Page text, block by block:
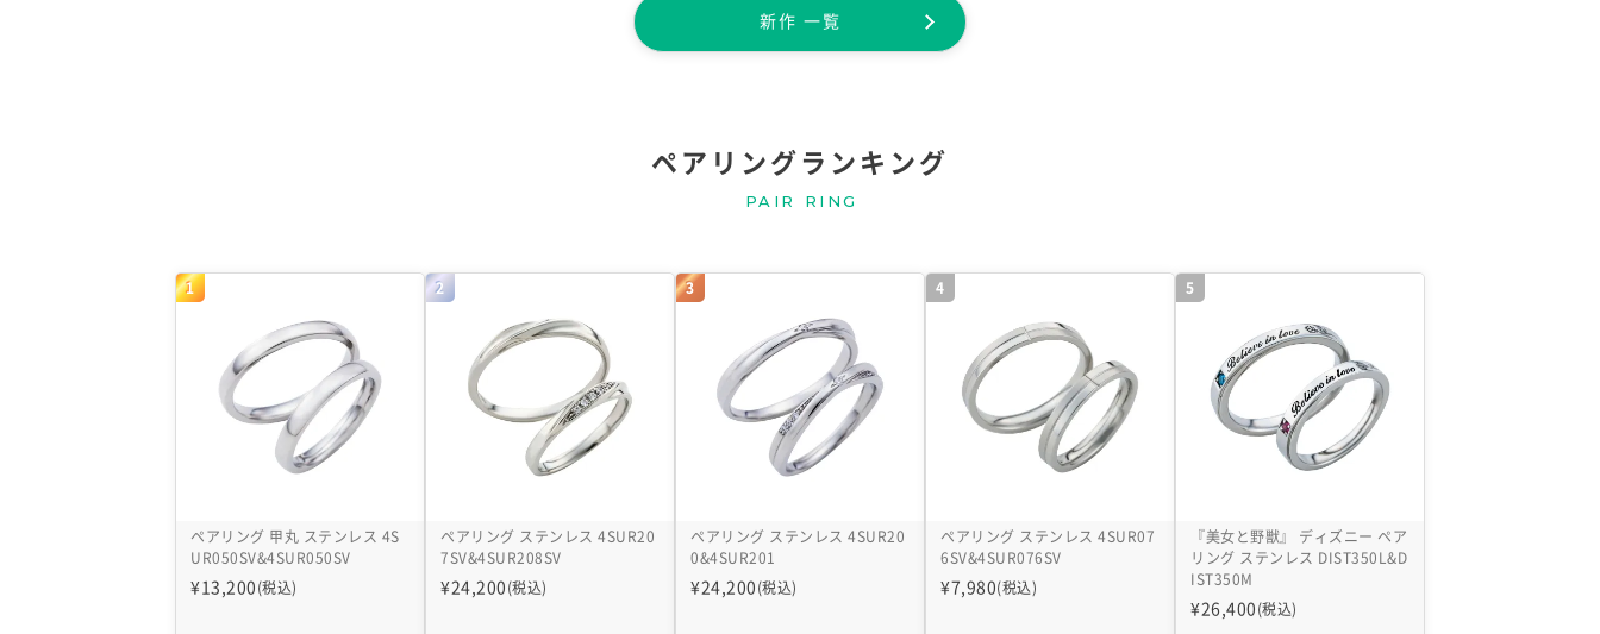
新作 一覧
ペアリングランキング
PAIR RING
1
ペアリング 甲丸 ステンレス 4S
UR050SV&4SUR050SV
¥13,200 (税込)
2
ペアリング ステンレス 4SUR20
7SV&4SUR208SV
¥24,200 (税込)
3
ペアリング ステンレス 4SUR20
0&4SUR201
¥24,200 (税込)
4
ペアリング ステンレス 4SUR07
6SV&4SUR076SV
¥7,980(税込)
5
『美女と野獣』 ディズニー ペア
リング ステンレス DIST350L&D
IST350M
¥26,400 (税込)